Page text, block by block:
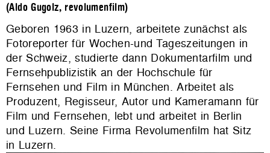
(Aldo Gugolz, revolumenfilm)
Geboren 1963 in Luzern, arbeitete zunächst als
Fotoreporter für Wochen-und Tageszeitungen in
der Schweiz, studierte dann Dokumentarfilm und
Fernsehpublizistik an der Hochschule für
Fernsehen und Film in München. Arbeitet als
Produzent, Regisseur, Autor und Kameramann für
Film und Fernsehen, lebt und arbeitet in Berlin
und Luzern. Seine Firma Revolumenfilm hat Sitz
in Luzern.